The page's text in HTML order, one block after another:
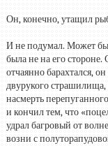
Он, конечно, утащил
И не подумал. Может
была не на его
отчаянно барахтался,
двурукого
насмерть
и кончил тем, что
удрал багровый от
возни с